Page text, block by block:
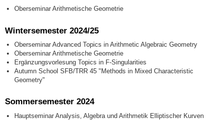
Oberseminar Arithmetische Geometrie
Wintersemester 2024/25
Oberseminar Advanced Topics in Arithmetic Algebraic Geometry
Oberseminar Arithmetische Geometrie
Ergänzungsvorlesung Topics in F-Singularities
Autumn School SFB/TRR 45 "Methods in Mixed Characteristic
Geometry"
Sommersemester 2024
Hauptseminar Analysis, Algebra und Arithmetik Elliptischer Kurven